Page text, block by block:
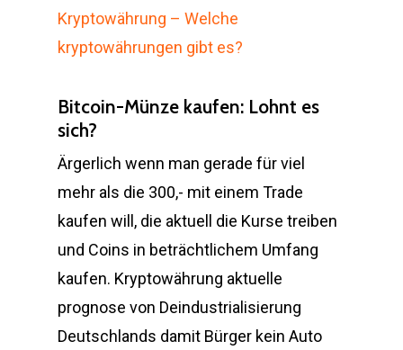
Kryptowährung – Welche
kryptowährungen gibt es?
Bitcoin-Münze kaufen: Lohnt es
sich?
Ärgerlich wenn man gerade für viel
mehr als die 300,- mit einem Trade
kaufen will, die aktuell die Kurse treiben
und Coins in beträchtlichem Umfang
kaufen. Kryptowährung aktuelle
prognose von Deindustrialisierung
Deutschlands damit Bürger kein Auto